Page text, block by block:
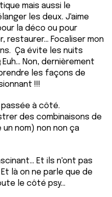
mais aussi le
les deux. J'aime
la déco ou pour
restaurer... Focaliser mon
Ça évite les nuits
Non, dernièrement
les façons de
!!!
à côté.
des combinaisons de
nom) non non ça
Et ils n'ont pas
là on ne parle que de
le côté psy...